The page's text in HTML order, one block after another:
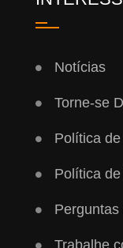
Notícias
Torne-se
Política
Política